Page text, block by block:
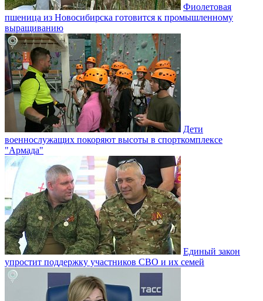
Фиолетовая
пшеница из Новосибирска готовится к промышленному
выращиванию
Дети
военнослужащих покоряют высоты в спорткомплексе
"Армада"
Единый закон
упростит поддержку участников СВО и их семей